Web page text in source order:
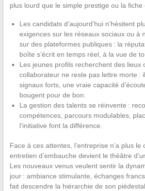
plus lourd que le simple prestige ou la fiche
Les candidats d’aujourd’hui n’hésitent
exigences sur les réseaux sociaux ou à
sur des plateformes publiques : la
boîte s’écrit en temps réel, à la vue de
Les jeunes profils recherchent des lieux
collaborateur ne reste pas lettre morte :
signaux forts, une vraie capacité
bougent pour de bon.
La gestion des talents se réinvente :
compétences, parcours modulables,
l’initiative font la différence.
Face à ces attentes, l’entreprise n’a plus le
entretien d’embauche devient le théâtre
Les nouveaux venus veulent sentir la
jour : ambiance stimulante, échanges
fait descendre la hiérarchie de son